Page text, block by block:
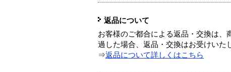
返品について
お客様のご都合による返品・交換は、
過した場合、返品・交換はお受けいた
⇒返品について詳しくはこちら